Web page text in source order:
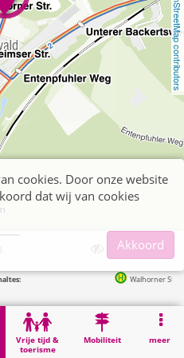
OpenStreetMap contributors
Vrije tijd &
toerisme
Mobiliteit meer
Walhorner Straße in
im Tann
cookies. Door onze website
dat wij van cookies
Akkoord